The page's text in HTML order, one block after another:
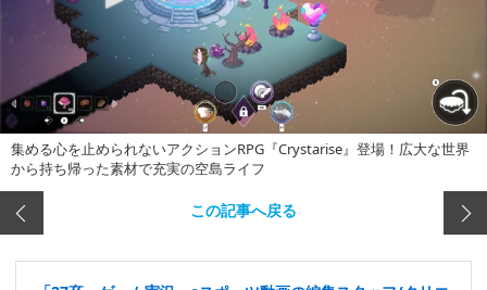
集める心を止められないアクションRPG『Crystarise』登場！広大な世界
から持ち帰った素材で充実の空島ライフ
この記事へ戻る